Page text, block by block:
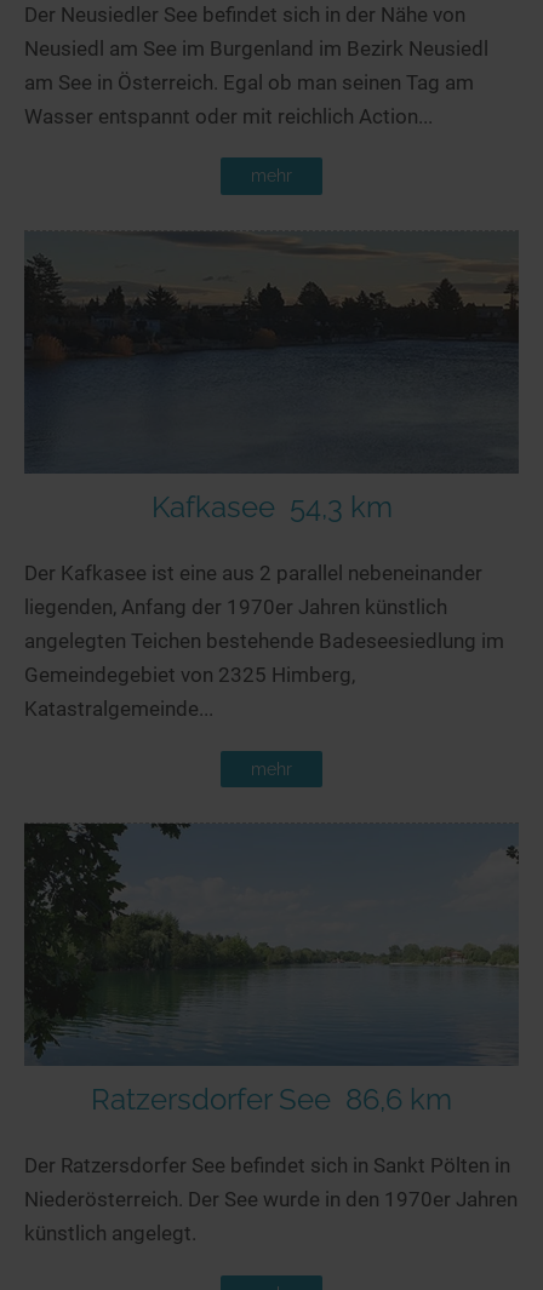
Der Neusiedler See befindet sich in der Nähe von
Neusiedl am See im Burgenland im Bezirk Neusiedl
am See in Österreich. Egal ob man seinen Tag am
Wasser entspannt oder mit reichlich Action...
mehr
Kafkasee 54,3 km
Der Kafkasee ist eine aus 2 parallel nebeneinander
liegenden, Anfang der 1970er Jahren künstlich
angelegten Teichen bestehende Badeseesiedlung im
Gemeindegebiet von 2325 Himberg,
Katastralgemeinde...
mehr
Ratzersdorfer See 86,6 km
Der Ratzersdorfer See befindet sich in Sankt Pölten in
Niederösterreich. Der See wurde in den 1970er Jahren
künstlich angelegt.